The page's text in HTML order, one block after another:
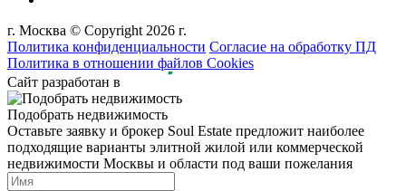
г. Москва © Copyright 2026 г.
Политика конфиденциальности Согласие на обработку ПД
Политика в отношении файлов Cookies
Сайт разработан в
Подобрать недвижимость
Оставьте заявку и брокер Soul Estate предложит наиболее
подходящие варианты элитной жилой или коммерческой
недвижимости Москвы и области под ваши пожелания